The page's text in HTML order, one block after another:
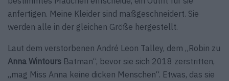
anfertigen. Meine Kleider sind maßgeschneidert. Sie
werden alle in der gleichen Größe hergestellt.
Laut dem verstorbenen André Leon Talley, dem „Robin zu
Anna Wintours Batman“, bevor sie sich 2018 zerstritten,
„mag Miss Anna keine dicken Menschen“. Etwas, das sie